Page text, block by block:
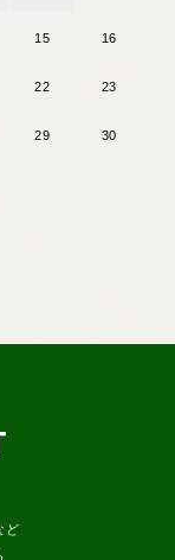
15 16
22 23
29 30
ど